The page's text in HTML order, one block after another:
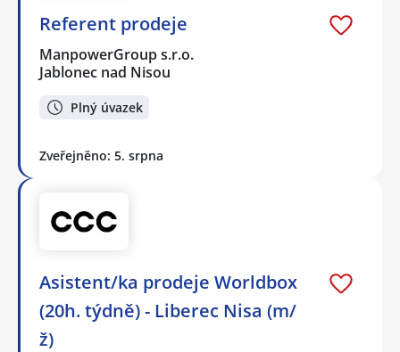
Referent prodeje
ManpowerGroup s.r.o.
Jablonec nad Nisou
Plný úvazek
Zveřejněno: 5. srpna
Asistent/ka prodeje Worldbox
(20h. týdně) - Liberec Nisa (m/
ž)